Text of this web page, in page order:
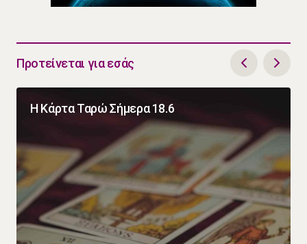
Προτείνεται για εσάς
Η Κάρτα Ταρώ Σήμερα 18.6